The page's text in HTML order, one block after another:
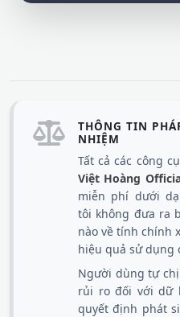
THÔNG TIN
NHIỆM
Tất cả các công
Việt Hoàng
miễn phí dưới
tôi không đưa ra
nào về tính chính
hiệu quả sử dụng
Người dùng tự
rủi ro đối với dữ
quyết định phát